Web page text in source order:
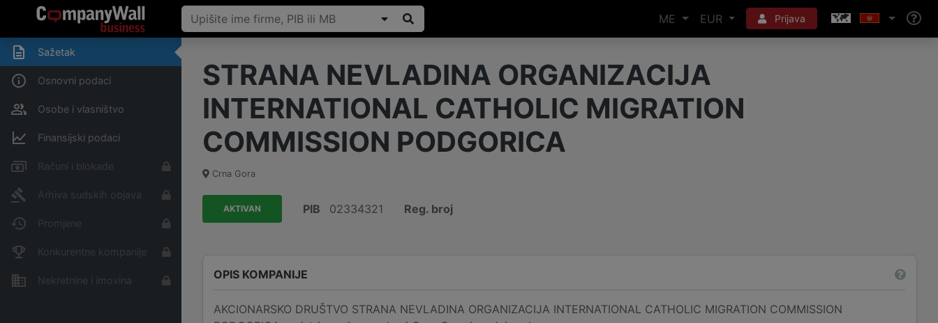
ME EUR Prijava
Sažetak
Osnovni podaci
Osobe i vlasništvo
Finansijski podaci
Računi i blokade
Arhiva sudskih objava
Promjene
Konkurentne kompanije
Nekretnine i imovina
STRANA NEVLADINA ORGANIZACIJA
INTERNATIONAL CATHOLIC MIGRATION
COMMISSION PODGORICA
Crna Gora
AKTIVAN PIB 02334321 Reg. broj
OPIS KOMPANIJE
AKCIONARSKO DRUŠTVO STRANA NEVLADINA ORGANIZACIJA INTERNATIONAL CATHOLIC MIGRATION COMMISSION